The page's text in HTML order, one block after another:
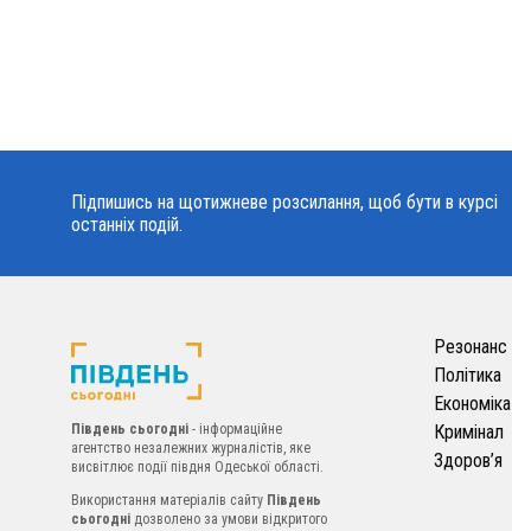
Підпишись на щотижневе розсилання, щоб бути в курсі
останніх подій.
Південь сьогодні - інформаційне
агентство незалежних журналістів, яке
висвітлює події півдня Одеської області.
Використання матеріалів сайту Південь
сьогодні дозволено за умови відкритого
Резонанс
Політика
Економіка
Кримінал
Здоров’я